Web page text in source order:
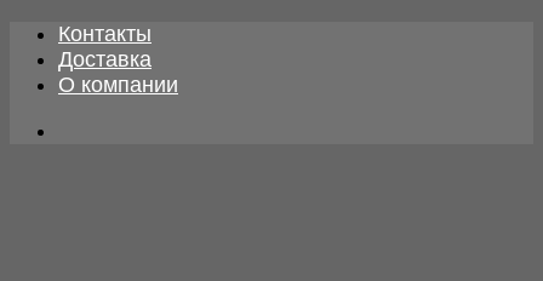
Skip
content
Контакты
Доставка
О компании